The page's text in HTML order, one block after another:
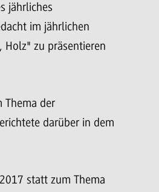
jährliches
im jährlichen
Holz" zu präsentieren
Thema der
darüber in dem
statt zum Thema